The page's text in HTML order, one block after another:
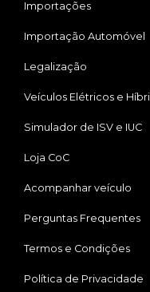
Importações
Importação Automóvel
Legalização
Veículos Elétricos e
Simulador de ISV e IUC
Loja CoC
Acompanhar veículo
Perguntas Frequentes
Termos e Condições
Política de Privacidade